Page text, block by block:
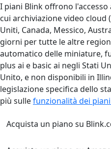
I piani Blink offrono
cui archiviazione video cloud
Uniti, Canada, Messico,
giorni per tutte le altre
automatico delle miniature,
plus ai e basic ai negli Stati
Unito, e non disponibili in
legislazione specifica dello
più sullefunzionalità dei
Acquista un piano su